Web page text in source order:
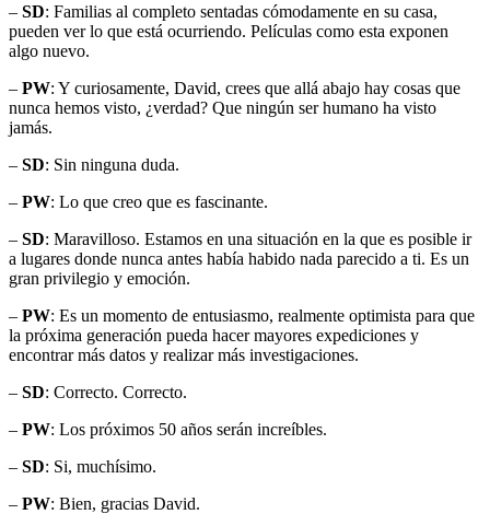
– SD: Familias al completo sentadas cómodamente en su casa,
pueden ver lo que está ocurriendo. Películas como esta exponen
algo nuevo.
– PW: Y curiosamente, David, crees que allá abajo hay cosas que
nunca hemos visto, ¿verdad? Que ningún ser humano ha visto
jamás.
– SD: Sin ninguna duda.
– PW: Lo que creo que es fascinante.
– SD: Maravilloso. Estamos en una situación en la que es posible ir
a lugares donde nunca antes había habido nada parecido a ti. Es un
gran privilegio y emoción.
– PW: Es un momento de entusiasmo, realmente optimista para que
la próxima generación pueda hacer mayores expediciones y
encontrar más datos y realizar más investigaciones.
– SD: Correcto. Correcto.
– PW: Los próximos 50 años serán increíbles.
– SD: Si, muchísimo.
– PW: Bien, gracias David.